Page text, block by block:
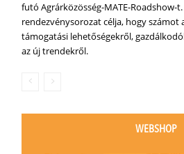
futó Agrárközösség-MATE-Roadshow-
rendezvénysorozat célja, hogy számot
támogatási lehetőségekről,
az új trendekről.
WEBSHOP